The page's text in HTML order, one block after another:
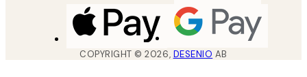
COPYRIGHT ©2026, DESENIO AB